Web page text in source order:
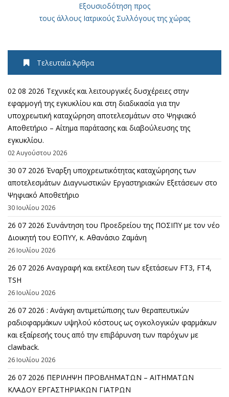
Εξουσιοδότηση προς
τους άλλους Ιατρικούς Συλλόγους της χώρας
Τελευταία Άρθρα
02 08 2026 Τεχνικές και λειτουργικές δυσχέρειες στην
εφαρμογή της εγκυκλίου και στη διαδικασία για την
υποχρεωτική καταχώρηση αποτελεσμάτων στο Ψηφιακό
Αποθετήριο – Αίτημα παράτασης και διαβούλευσης της
εγκυκλίου.
02 Αυγούστου 2026
30 07 2026 Έναρξη υποχρεωτικότητας καταχώρησης των
αποτελεσμάτων Διαγνωστικών Εργαστηριακών Εξετάσεων στο
Ψηφιακό Αποθετήριο
30 Ιουλίου 2026
26 07 2026 Συνάντηση του Προεδρείου της ΠΟΣΙΠΥ με τον νέο
Διοικητή του ΕΟΠΥΥ, κ. Αθανάσιο Ζαμάνη
26 Ιουλίου 2026
26 07 2026 Αναγραφή και εκτέλεση των εξετάσεων FT3, FT4,
TSH
26 Ιουλίου 2026
26 07 2026 : Ανάγκη αντιμετώπισης των θεραπευτικών
ραδιοφαρμάκων υψηλού κόστους ως ογκολογικών φαρμάκων
και εξαίρεσής τους από την επιβάρυνση των παρόχων με
clawback.
26 Ιουλίου 2026
26 07 2026 ΠΕΡΙΛΗΨΗ ΠΡΟΒΛΗΜΑΤΩΝ – ΑΙΤΗΜΑΤΩΝ
ΚΛΑΔΟΥ ΕΡΓΑΣΤΗΡΙΑΚΩΝ ΓΙΑΤΡΩΝ